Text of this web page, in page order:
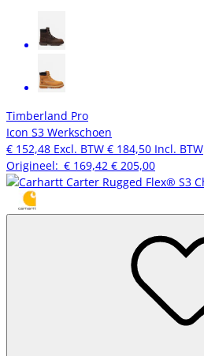
Timberland Pro
Icon S3 Werkschoen
€ 152,48 Excl. BTW € 184,50 Incl. BTW
Origineel: € 169,42 € 205,00